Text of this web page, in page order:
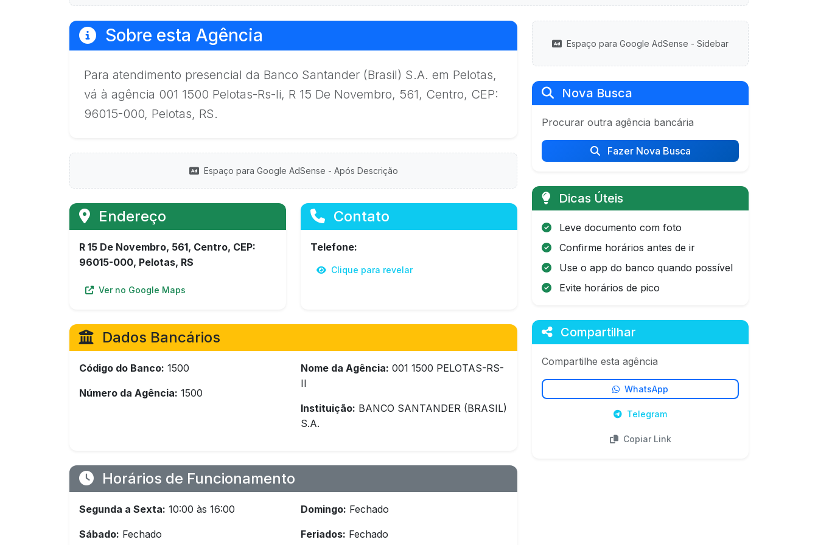
Sobre esta Agência
Para atendimento presencial da Banco Santander (Brasil) S.A. em Pelotas,
vá à agência 001 1500 Pelotas-Rs-Ii, R 15 De Novembro, 561, Centro, CEP:
96015-000, Pelotas, RS.
Espaço para Google AdSense - Após Descrição
Endereço
R 15 De Novembro, 561, Centro, CEP:
96015-000, Pelotas, RS
Ver no Google Maps
Contato
Telefone:
Clique para revelar
Dados Bancários
Código do Banco: 1500
Número da Agência: 1500
Nome da Agência: 001 1500 PELOTAS-RS-
II
Instituição: BANCO SANTANDER (BRASIL)
S.A.
Horários de Funcionamento
Segunda a Sexta: 10:00 às 16:00
Sábado: Fechado
Domingo: Fechado
Feriados: Fechado
Espaço para Google AdSense - Sidebar
Nova Busca
Procurar outra agência bancária
Fazer Nova Busca
Dicas Úteis
Leve documento com foto
Confirme horários antes de ir
Use o app do banco quando possível
Evite horários de pico
Compartilhar
Compartilhe esta agência
WhatsApp
Telegram
Copiar Link